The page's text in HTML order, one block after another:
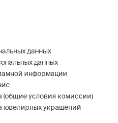
данных
данных
информации
(общие условия комиссии)
ювелирных украшений